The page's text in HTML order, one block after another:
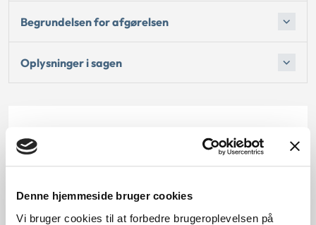
Denne hjemmeside bruger cookies
Vi bruger cookies til at forbedre brugeroplevelsen på
Begrundelsen for afgørelsen
Oplysninger i sagen
Dato for underskrift
30.10.2010
Offentliggørelsesdato